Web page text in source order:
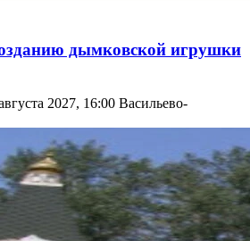
дымковской игрушки
2027, 16:00 Васильево-